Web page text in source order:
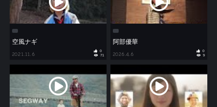
空風ナギ
2021.11.6
0
71
阿部優華
2026.4.6
0
9